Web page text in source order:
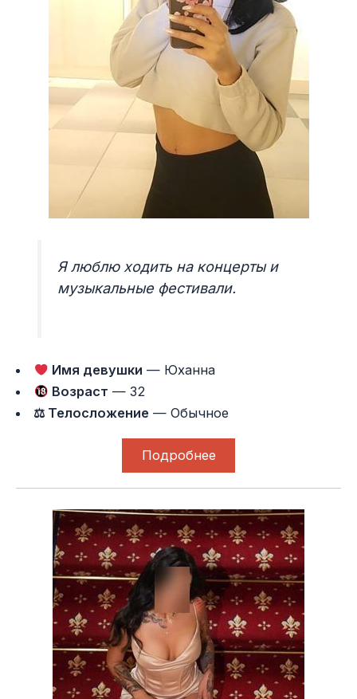
Я люблю ходить на концерты и
музыкальные фестивали.
Имя девушки — Юханна
Возраст — 32
⚖ Телосложение — Обычное
Подробнее